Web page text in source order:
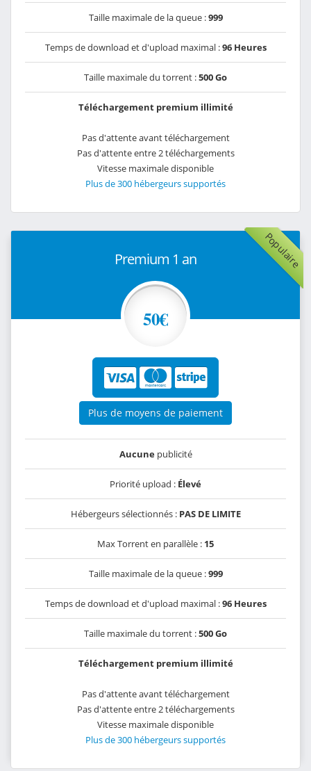
Taille maximale de la queue :999
Temps de download et d'upload maximal :96 Heures
Taille maximale du torrent :500 Go
Téléchargement premium illimité
Pas d'attente avant téléchargement
Pas d'attente entre 2 téléchargements
Vitesse maximale disponible
Plus de 300 hébergeurs supportés
Populaire
Premium 1 an
50€
Plus de moyens de paiement
Aucunepublicité
Priorité upload : Élevé
Hébergeurs sélectionnés : PAS DE LIMITE
Max Torrent en parallèle : 15
Taille maximale de la queue :999
Temps de download et d'upload maximal :96 Heures
Taille maximale du torrent :500 Go
Téléchargement premium illimité
Pas d'attente avant téléchargement
Pas d'attente entre 2 téléchargements
Vitesse maximale disponible
Plus de 300 hébergeurs supportés